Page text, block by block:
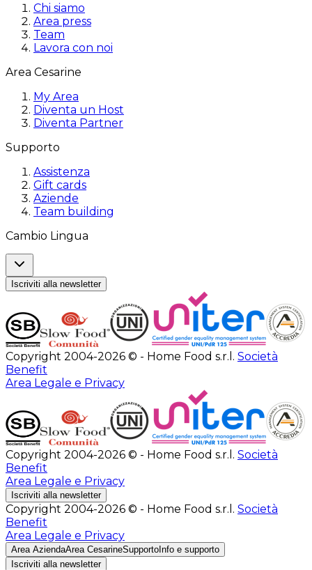
Chi siamo
Area press
Team
Lavora con noi
Area Cesarine
My Area
Diventa un Host
Diventa Partner
Supporto
Assistenza
Gift cards
Aziende
Team building
Cambio Lingua
Iscriviti alla newsletter
Copyright 2004-2026 © - Home Food s.r.l. Società
Benefit
Area Legale e Privacy
Copyright 2004-2026 © - Home Food s.r.l. Società
Benefit
Area Legale e Privacy
Iscriviti alla newsletter
Copyright 2004-2026 © - Home Food s.r.l. Società
Benefit
Area Legale e Privacy
Area AziendaArea CesarineSupporto Info e supporto
Iscriviti alla newsletter